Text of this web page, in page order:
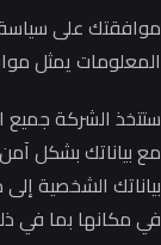
موافقتك على
المعلومات يمثل
ستتخذ الشركة
مع بياناتك بشكل
بياناتك الشخصية
في مكانها بما في